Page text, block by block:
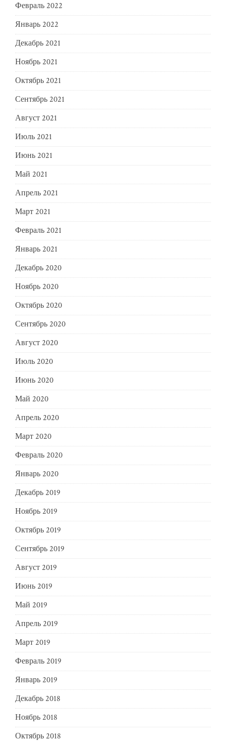
Февраль 2022
Январь 2022
Декабрь 2021
Ноябрь 2021
Октябрь 2021
Сентябрь 2021
Август 2021
Июль 2021
Июнь 2021
Май 2021
Апрель 2021
Март 2021
Февраль 2021
Январь 2021
Декабрь 2020
Ноябрь 2020
Октябрь 2020
Сентябрь 2020
Август 2020
Июль 2020
Июнь 2020
Май 2020
Апрель 2020
Март 2020
Февраль 2020
Январь 2020
Декабрь 2019
Ноябрь 2019
Октябрь 2019
Сентябрь 2019
Август 2019
Июнь 2019
Май 2019
Апрель 2019
Март 2019
Февраль 2019
Январь 2019
Декабрь 2018
Ноябрь 2018
Октябрь 2018